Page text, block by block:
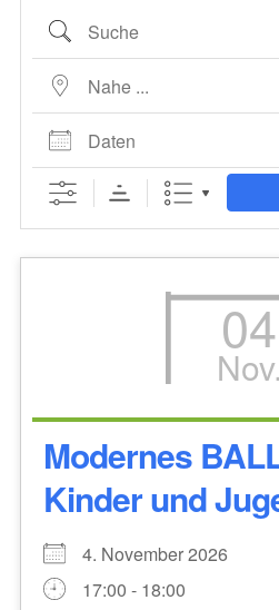
Suche
Nahe ...
Daten
04
Nov.
Modernes
Kinder und
4. November 2026
17:00 - 18:00